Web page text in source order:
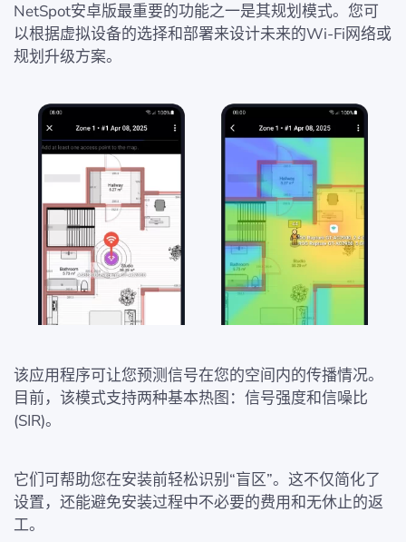
NetSpot安卓版最重要的功能之一是其规划模式。您可
以根据虚拟设备的选择和部署来设计未来的Wi-Fi网络或
规划升级方案。
该应用程序可让您预测信号在您的空间内的传播情况。
目前，该模式支持两种基本热图：信号强度和信噪比
(SIR)。
它们可帮助您在安装前轻松识别“盲区”。这不仅简化了
设置，还能避免安装过程中不必要的费用和无休止的返
工。